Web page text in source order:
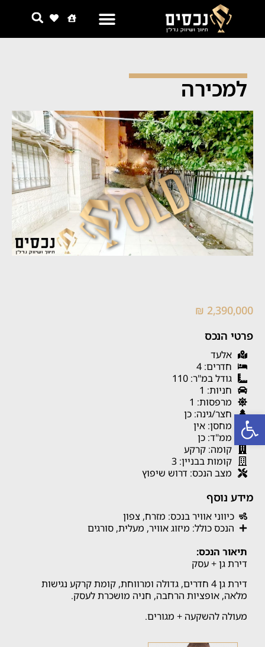
פתח סרגל נגישות
למכירה
2,390,000 ₪
פרטי הנכס
אלעד
חדרים: 4
גודל במ"ר: 110
חניות: 1
מרפסות: 1
חצר/גינה: כן
מחסן: אין
ממ"ד: כן
קומה: קרקע
קומות בבניין: 3
מצב הנכס: דרוש שיפוץ
מידע נוסף
כיווני אוויר בנכס: מזרח, צפון
הנכס כולל: מיזוג אוויר, מעלית, סורגים
תיאור הנכס:
דירת גן + עסק
דירת גן 4 חדרים, גדולה ומרווחת, קומת קרקע נגישות
מלאה, אופציות הרחבה, חניה מושכרת לעסק.
מעולה להשקעה + מגורים.